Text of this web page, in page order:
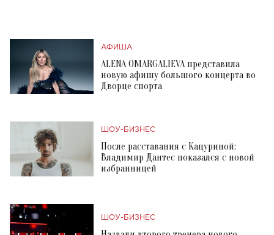
АФИША
ALENA OMARGALIEVA представила
новую афишу большого концерта во
Дворце спорта
ШОУ-БИЗНЕС
После расставания с Кацуриной:
Владимир Дантес показался с новой
избранницей
ШОУ-БИЗНЕС